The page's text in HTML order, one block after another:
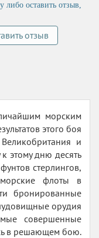
либо оставить отзыв,
отзыв
морским
этого боя
и
этому дню десять
стерлингов,
флоты в
бронированные
орудия
совершенные
в решающем бою.